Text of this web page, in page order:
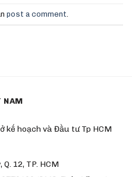
post a comment
NAM
kế hoạch và Đầu tư Tp HCM
12, TP. HCM